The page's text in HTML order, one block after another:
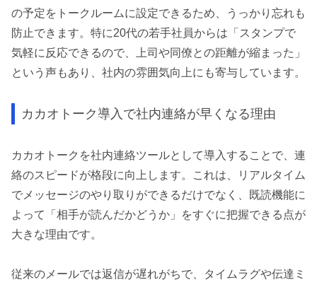
の予定をトークルームに設定できるため、うっかり忘れも
防止できます。特に20代の若手社員からは「スタンプで
気軽に反応できるので、上司や同僚との距離が縮まった」
という声もあり、社内の雰囲気向上にも寄与しています。
カカオトーク導入で社内連絡が早くなる理由
カカオトークを社内連絡ツールとして導入することで、連
絡のスピードが格段に向上します。これは、リアルタイム
でメッセージのやり取りができるだけでなく、既読機能に
よって「相手が読んだかどうか」をすぐに把握できる点が
大きな理由です。
従来のメールでは返信が遅れがちで、タイムラグや伝達ミ